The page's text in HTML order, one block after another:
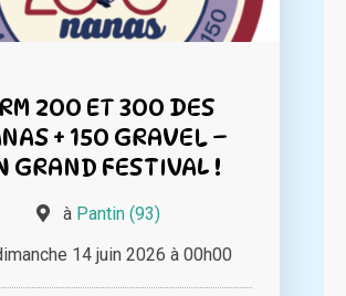
200 ET 300 DES
+ 150 GRAVEL –
GRAND FESTIVAL !
à Pantin (93)
14 juin 2026 à 00h00